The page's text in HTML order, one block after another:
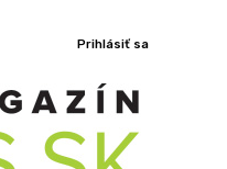
Prihlásiť sa